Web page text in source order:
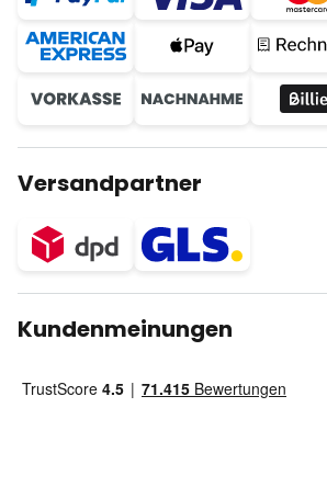
Versandpartner
Kundenmeinungen